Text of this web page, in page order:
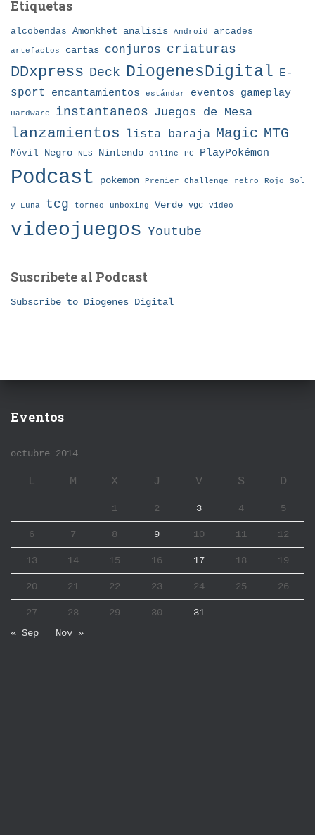
Etiquetas
alcobendas Amonkhet analisis Android arcades
artefactos cartas conjuros criaturas
DDxpress Deck DiogenesDigital E-
sport
encantamientos estándar eventos gameplay
Hardware instantaneos Juegos de Mesa
lanzamientos lista baraja Magic MTG
Móvil Negro NES Nintendo online PC PlayPokémon
Podcast pokemon Premier Challenge retro Rojo Sol
y Luna tcg torneo unboxing Verde vgc video
videojuegos Youtube
Suscribete al Podcast
Subscribe to Diogenes Digital
Eventos
octubre 2014
L M X J V S D
1 2 3 4 5
6 7 8 9 10 11 12
13 14 15 16 17 18 19
20 21 22 23 24 25 26
27 28 29 30
31
« Sep
Nov »